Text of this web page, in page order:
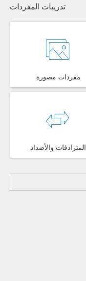
تدريبات المفردات
مفردات مصورة
المترادفات والأضداد